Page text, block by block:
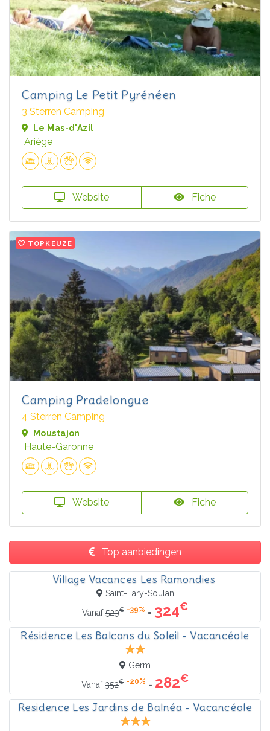
Camping Le Petit Pyrénéen
3 Sterren Camping
Le Mas-d'Azil
Ariège
Website Fiche
TOPKEUZE
Camping Pradelongue
4 Sterren Camping
Moustajon
Haute-Garonne
Website Fiche
Top aanbiedingen
Village Vacances Les Ramondies
Saint-Lary-Soulan
Vanaf529€ -39% = 324€
Résidence Les Balcons du Soleil - Vacancéole
Germ
Vanaf352€ -20% = 282€
Residence Les Jardins de Balnéa - Vacancéole